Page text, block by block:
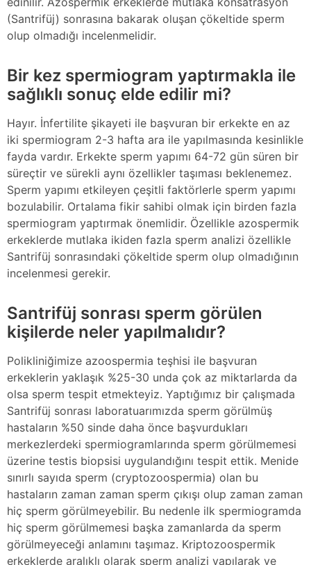
(Santrifüj) sonrasına bakarak oluşan çökeltide sperm
olup olmadığı incelenmelidir.
Bir kez spermiogram yaptırmakla ile
sağlıklı sonuç elde edilir mi?
Hayır. İnfertilite şikayeti ile başvuran bir erkekte en az
iki spermiogram 2-3 hafta ara ile yapılmasında kesinlikle
fayda vardır. Erkekte sperm yapımı 64-72 gün süren bir
süreçtir ve sürekli aynı özellikler taşıması beklenemez.
Sperm yapımı etkileyen çeşitli faktörlerle sperm yapımı
bozulabilir. Ortalama fikir sahibi olmak için birden fazla
spermiogram yaptırmak önemlidir. Özellikle azospermik
erkeklerde mutlaka ikiden fazla sperm analizi özellikle
Santrifüj sonrasındaki çökeltide sperm olup olmadığının
incelenmesi gerekir.
Santrifüj sonrası sperm görülen
kişilerde neler yapılmalıdır?
Polikliniğimize azoospermia teşhisi ile başvuran
erkeklerin yaklaşık %25-30 unda çok az miktarlarda da
olsa sperm tespit etmekteyiz. Yaptığımız bir çalışmada
Santrifüj sonrası laboratuarımızda sperm görülmüş
hastaların %50 sinde daha önce başvurdukları
merkezlerdeki spermiogramlarında sperm görülmemesi
üzerine testis biopsisi uygulandığını tespit ettik. Menide
sınırlı sayıda sperm (cryptozoospermia) olan bu
hastaların zaman zaman sperm çıkışı olup zaman zaman
hiç sperm görülmeyebilir. Bu nedenle ilk spermiogramda
hiç sperm görülmemesi başka zamanlarda da sperm
görülmeyeceği anlamını taşımaz. Kriptozoospermik
erkeklerde aralıklı olarak sperm analizi yapılarak ve